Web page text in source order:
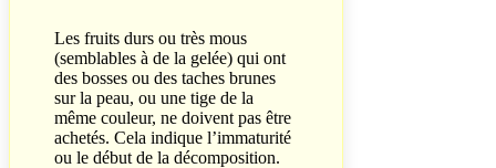
Les fruits durs ou très mous
(semblables à de la gelée) qui ont
des bosses ou des taches brunes
sur la peau, ou une tige de la
même couleur, ne doivent pas être
achetés. Cela indique l’immaturité
ou le début de la décomposition.